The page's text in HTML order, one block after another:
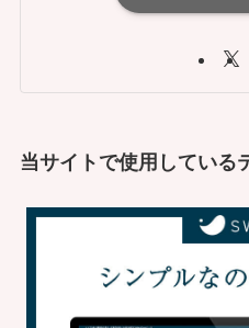
当サイトで使用している